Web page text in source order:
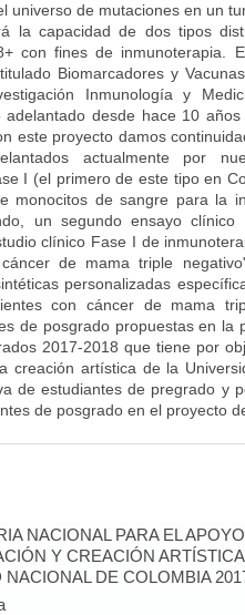
de mutaciones en un
la capacidad de dos tipos
con fines de inmunoterapia.
Biomarcadores y
Inmunología y
desde hace 10
este proyecto damos
actualmente por
I (el primero de este tipo en
monocitos de sangre para la
un segundo ensayo clínico
clínico Fase I de
de mama triple
personalizadas
con cáncer de mama
de posgrado propuestas en la
2017-2018 que tiene por
creación artística de la
de estudiantes de pregrado y
de posgrado en el proyecto
NACIONAL PARA EL
Y CREACIÓN
NACIONAL DE COLOMBIA